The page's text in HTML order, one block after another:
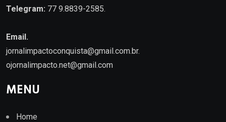
Telegram: 77 9.8839-2585.
Email.
jornalimpactoconquista@gmail.com.br.
ojornalimpacto.net@gmail.com
MENU
Home